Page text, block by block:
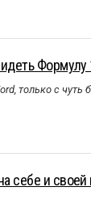
Формулу
только с
себе и своей